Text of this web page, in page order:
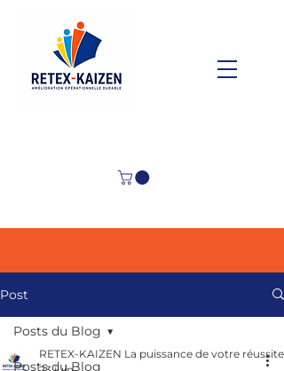
Post
Posts du Blog
Posts du Blog
RETEX-KAIZEN La puissance de votre réussite